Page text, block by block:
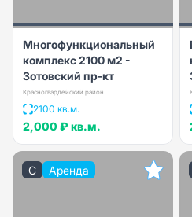
Многофункциональный
комплекс 2100 м2 -
Зотовский пр-кт
Красногвардейский район
2100 кв.м.
2,000 ₽ кв.м.
C Аренда